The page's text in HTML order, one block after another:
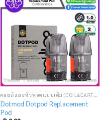
Add
to
wishlist
Dotmod Dotpod Replacement
Pod